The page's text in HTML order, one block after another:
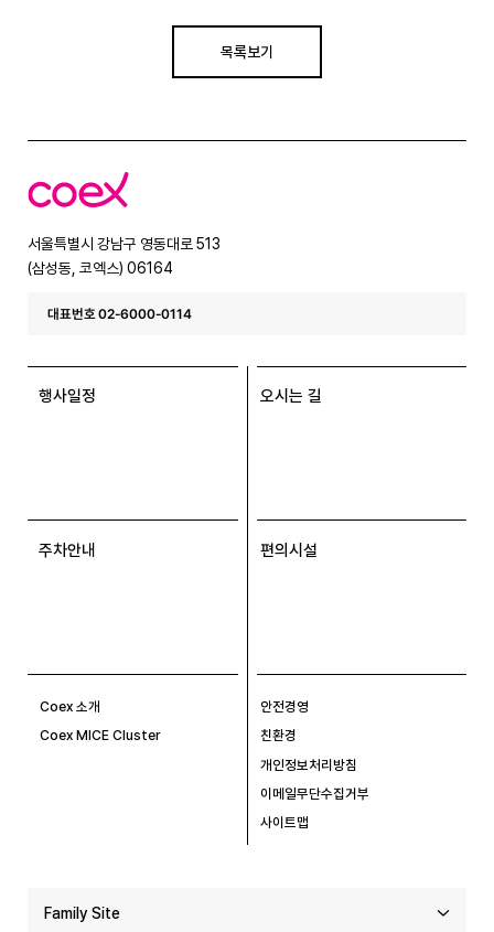
목록보기
코
엑
서울특별시 강남구 영동대로 513
(삼성동, 코엑스) 06164
대표번호 02-6000-0114
행사일정 오시는 길
주차안내 편의시설
Coex 소개
Coex MICE Cluster
안전경영
친환경
개인정보처리방침
이메일무단수집거부
사이트맵
Family Site